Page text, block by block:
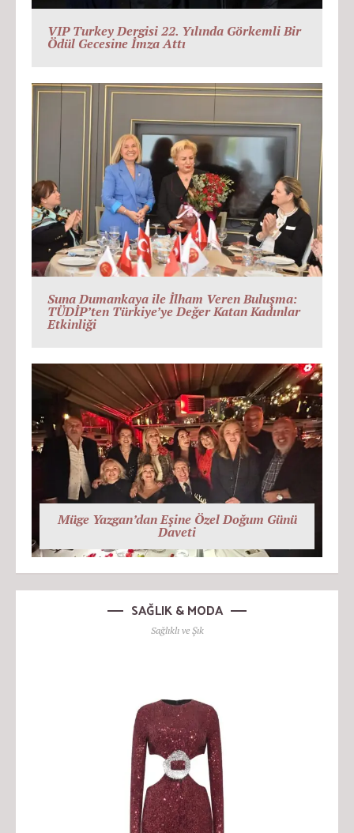
VIP Turkey Dergisi 22. Yılında Görkemli Bir
Ödül Gecesine İmza Attı
Suna Dumankaya ile İlham Veren Buluşma:
TÜDİP’ten Türkiye’ye Değer Katan Kadınlar
Etkinliği
Müge Yazgan’dan Eşine Özel Doğum Günü
Daveti
SAĞLIK & MODA
Sağlıklı ve Şık